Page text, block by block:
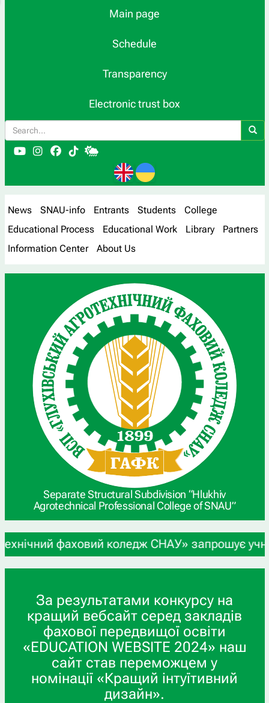
Main page
Schedule
Transparency
Electronic trust box
News SNAU-info Entrants Students
College
Educational Process
Educational Work Library
Partners
Information Center
About Us
Separate Structural Subdivision “Hlukhiv
Agrotechnical Professional College of SNAU”
фаховий коледж СНАУ» запрошує учнів 9-
За результатами конкурсу на
кращий вебсайт серед закладів
фахової передвищої освіти
«EDUCATION WEBSITE 2024» наш
сайт став переможцем у
номінації «Кращий інтуїтивний
дизайн».